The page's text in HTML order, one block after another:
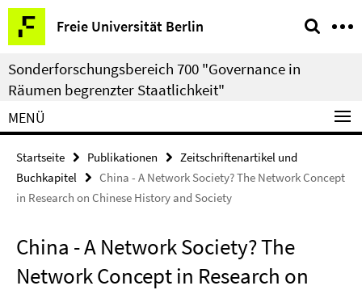
Springe
direkt
zu
Inhalt
Freie Universität Berlin
Service-
Navigation
Sonderforschungsbereich 700 "Governance in
Räumen begrenzter Staatlichkeit"
MENÜ
Startseite Publikationen
Zeitschriftenartikel und
Buchkapitel
China - A Network Society? The Network Concept
in Research on Chinese History and Society
China - A Network Society? The
Network Concept in Research on